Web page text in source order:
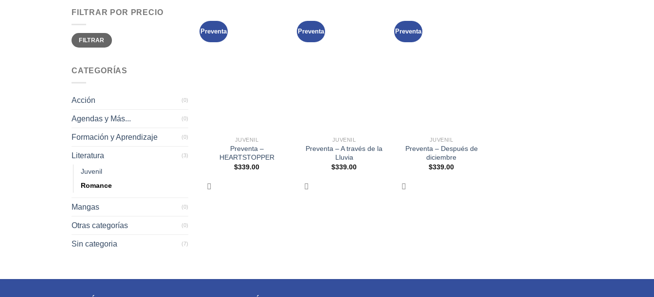
FILTRAR POR PRECIO
Precio
mínimo
Precio
máximo
FILTRAR
CATEGORÍAS
Acción (0)
Agendas y Más... (0)
Formación y Aprendizaje (0)
Literatura (3)
Juvenil
Romance
Mangas (0)
Otras categorías (0)
Sin categoria (7)
Preventa
JUVENIL
Preventa –
HEARTSTOPPER
$339.00
Preventa
JUVENIL
Preventa – A través de la
Lluvia
$339.00
Preventa
JUVENIL
Preventa – Después de
diciembre
$339.00